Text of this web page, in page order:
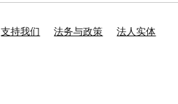
支持我们 法务与政策 法人实体